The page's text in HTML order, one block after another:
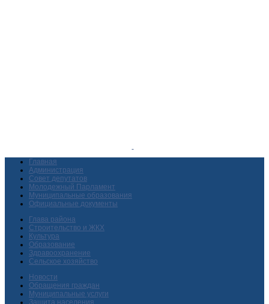
Главная
Администрация
Совет депутатов
Молодежный Парламент
Муниципальные образования
Официальные документы
Глава района
Строительство и ЖКХ
Культура
Образование
Здравоохранение
Сельское хозяйство
Новости
Обращения граждан
Муниципальные услуги
Защита населения